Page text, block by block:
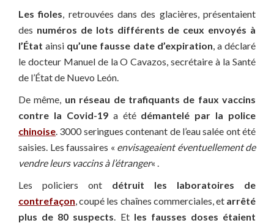
Les fioles , retrouvées dans des glacières, présentaient
des numéros de lots différents de ceux envoyés à
l’État ainsi qu’une fausse date d’expiration , a déclaré
le docteur Manuel de la O Cavazos, secrétaire à la Santé
de l’État de Nuevo León.
De même, un réseau de trafiquants de faux vaccins
contre la Covid-19a été démantelé par la police
chinoise . 3000 seringues contenant de l’eau salée ont été
saisies. Les faussaires « envisageaient éventuellement de
vendre leurs vaccins à l’étranger« .
Les policiers ont détruit les laboratoires de
contrefaçon , coupé les chaînes commerciales, et arrêté
plus de 80 suspects . Et les fausses doses étaient